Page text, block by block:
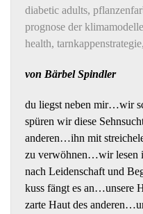
diabetic adults,
prognose der klimamodelle
health, tarnkappenstrategie,
von Bärbel Spindler
du liegst neben mir…wir
spüren wir diese
anderen…ihn mit
zu verwöhnen…wir lesen
nach Leidenschaft und
kuss fängt es an…unsere
zarte Haut des